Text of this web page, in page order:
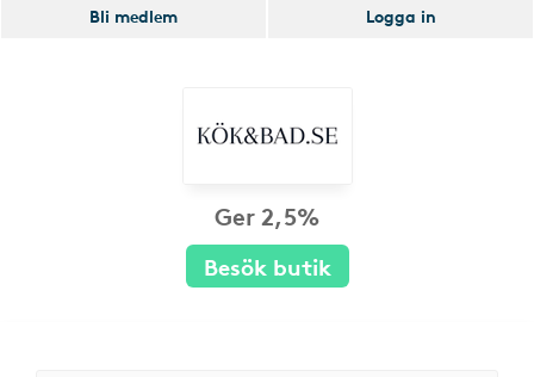
Bli medlem
Logga in
Ger 2,5%
Besök butik